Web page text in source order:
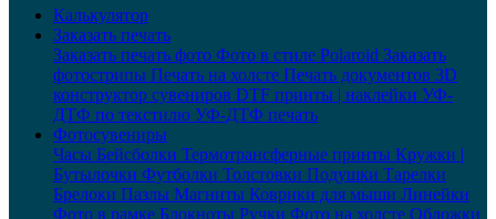
Калькулятор
Заказать печать
Заказать печать фото Фото в стиле Polaroid Заказать
фотострипы Печать на холсте Печать документов 3D
конструктор сувениров DTF принты | наклейки УФ-
ДТФ по текстилю УФ-ДТФ печать
Фотосувениры
Часы Бейсболки Термотрансферные принты Кружки |
Бутылочки Футболки Толстовки Подушки Тарелки
Брелоки Пазлы Магниты Коврики для мыши Линейки
Фото в рамке Блокноты Ручки Фото на холсте Обложки